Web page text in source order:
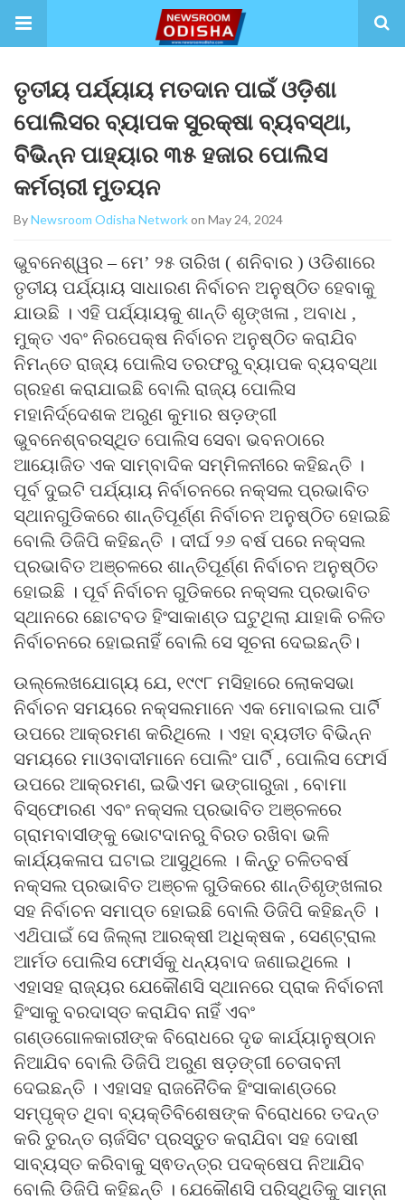
ତୃତୀୟ ପର୍ଯ୍ୟାୟ ମତଦାନ ପାଇଁ ଓଡ଼ିଶା
ପୋଲିସର ବ୍ୟାପକ ସୁରକ୍ଷା ବ୍ୟବସ୍ଥା,
ବିଭିନ୍ନ ପାହ୍ୟାର ୩୫ ହଜାର ପୋଲିସ
କର୍ମଚାରୀ ମୁତୟନ
ByNewsroom Odisha Networkon May 24, 2024
ଭୁବନେଶ୍ୱର – ମେ’ ୨୫ ତାରିଖ ( ଶନିବାର ) ଓଡିଶାରେ
ତୃତୀୟ ପର୍ଯ୍ୟାୟ ସାଧାରଣ ନିର୍ବାଚନ ଅନୁଷ୍ଠିତ ହେବାକୁ
ଯାଉଛି । ଏହି ପର୍ଯ୍ୟାୟକୁ ଶାନ୍ତି ଶୃଙ୍ଖଳା , ଅବାଧ ,
ମୁକ୍ତ ଏବଂ ନିରପେକ୍ଷ ନିର୍ବାଚନ ଅନୁଷ୍ଠିତ କରାଯିବ
ନିମନ୍ତେ ରାଜ୍ୟ ପୋଲିସ ତରଫରୁ ବ୍ୟାପକ ବ୍ୟବସ୍ଥା
ଗ୍ରହଣ କରାଯାଇଛି ବୋଲି ରାଜ୍ୟ ପୋଲିସ
ମହାନିର୍ଦ୍ଦେଶକ ଅରୁଣ କୁମାର ଷଡ଼ଙ୍ଗୀ
ଭୁବନେଶ୍ବରସ୍ଥିତ ପୋଲିସ ସେବା ଭବନଠାରେ
ଆୟୋଜିତ ଏକ ସାମ୍ବାଦିକ ସମ୍ମିଳନୀରେ କହିଛନ୍ତି ।
ପୂର୍ବ ଦୁଇଟି ପର୍ଯ୍ୟାୟ ନିର୍ବାଚନରେ ନକ୍ସଲ ପ୍ରଭାବିତ
ସ୍ଥାନଗୁଡିକରେ ଶାନ୍ତିପୂର୍ଣ୍ଣ ନିର୍ବାଚନ ଅନୁଷ୍ଠିତ ହୋଇଛି
ବୋଲି ଡିଜିପି କହିଛନ୍ତି । ଦୀର୍ଘ ୨୬ ବର୍ଷ ପରେ ନକ୍ସଲ
ପ୍ରଭାବିତ ଅଞ୍ଚଳରେ ଶାନ୍ତିପୂର୍ଣ୍ଣ ନିର୍ବାଚନ ଅନୁଷ୍ଠିତ
ହୋଇଛି । ପୂର୍ବ ନିର୍ବାଚନ ଗୁଡିକରେ ନକ୍ସଲ ପ୍ରଭାବିତ
ସ୍ଥାନରେ ଛୋଟବଡ ହିଂସାକାଣ୍ଡ ଘଟୁଥିଲା ଯାହାକି ଚଳିତ
ନିର୍ବାଚନରେ ହୋଇନାହିଁ ବୋଲି ସେ ସୂଚନା ଦେଇଛନ୍ତି।
ଉଲ୍ଲେଖଯୋଗ୍ୟ ଯେ, ୧୯୯୮ ମସିହାରେ ଲୋକସଭା
ନିର୍ବାଚନ ସମୟରେ ନକ୍ସଲମାନେ ଏକ ମୋବାଇଲ ପାର୍ଟି
ଉପରେ ଆକ୍ରମଣ କରିଥିଲେ । ଏହା ବ୍ୟତୀତ ବିଭିନ୍ନ
ସମୟରେ ମାଓବାଦୀମାନେ ପୋଲିଂ ପାର୍ଟି , ପୋଲିସ ଫୋର୍ସ
ଉପରେ ଆକ୍ରମଣ, ଇଭିଏମ ଭଙ୍ଗାରୁଜା , ବୋମା
ବିସ୍ଫୋରଣ ଏବଂ ନକ୍ସଲ ପ୍ରଭାବିତ ଅଞ୍ଚଳରେ
ଗ୍ରାମବାସୀଙ୍କୁ ଭୋଟଦାନରୁ ବିରତ ରଖିବା ଭଳି
କାର୍ଯ୍ୟକଳାପ ଘଟାଇ ଆସୁଥିଲେ । କିନ୍ତୁ ଚଳିତବର୍ଷ
ନକ୍ସଲ ପ୍ରଭାବିତ ଅଞ୍ଚଳ ଗୁଡିକରେ ଶାନ୍ତିଶୃଙ୍ଖଳାର
ସହ ନିର୍ବାଚନ ସମାପ୍ତ ହୋଇଛି ବୋଲି ଡିଜିପି କହିଛନ୍ତି ।
ଏଥ‌ିପାଇଁ ସେ ଜିଲ୍ଲା ଆରକ୍ଷୀ ଅଧିକ୍ଷକ , ସେଣ୍ଟ୍ରାଲ
ଆର୍ମଡ ପୋଲିସ ଫୋର୍ସକୁ ଧନ୍ୟବାଦ ଜଣାଇଥିଲେ ।
ଏହାସହ ରାଜ୍ୟର ଯେକୌଣସି ସ୍ଥାନରେ ପ୍ରାକ ନିର୍ବାଚନୀ
ହିଂସାକୁ ବରଦାସ୍ତ କରାଯିବ ନାହିଁ ଏବଂ
ଗଣ୍ଡଗୋଳକାରୀଙ୍କ ବିରୋଧରେ ଦୃଢ କାର୍ଯ୍ୟାନୁଷ୍ଠାନ
ନିଆଯିବ ବୋଲି ଡିଜିପି ଅରୁଣ ଷଡ଼ଙ୍ଗୀ ଚେତାବନୀ
ଦେଇଛନ୍ତି । ଏହାସହ ରାଜନୈତିକ ହିଂସାକାଣ୍ଡରେ
ସମ୍ପୃକ୍ତ ଥିବା ବ୍ୟକ୍ତିବିଶେଷଙ୍କ ବିରୋଧରେ ତଦନ୍ତ
କରି ତୁରନ୍ତ ଚାର୍ଜସିଟ ପ୍ରସ୍ତୁତ କରାଯିବା ସହ ଦୋଷୀ
ସାବ୍ୟସ୍ତ କରିବାକୁ ସ୍ଵତନ୍ତ୍ର ପଦକ୍ଷେପ ନିଆଯିବ
ବୋଲି ଡିଜିପି କହିଛନ୍ତି । ଯେକୌଣସି ପରିସ୍ଥିତିକୁ ସାମ୍ନା